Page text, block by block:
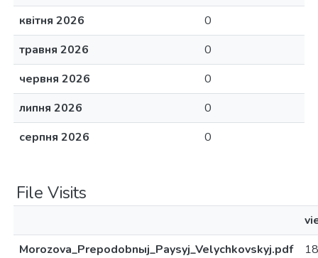
квітня 2026
0
травня 2026
0
червня 2026
0
липня 2026
0
серпня 2026
0
File Visits
Morozova_Prepodobnыj_Paysyj_Velychkovskyj.pdf